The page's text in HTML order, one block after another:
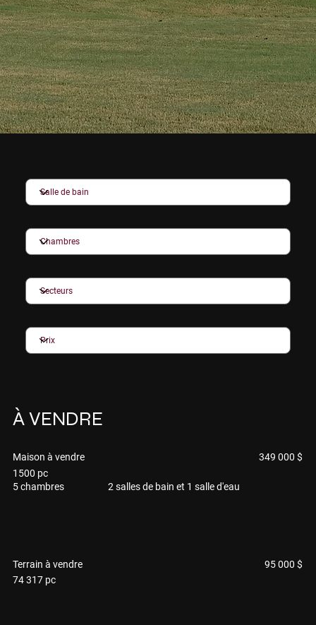
À VENDRE
349 000 $
Maison à vendre
1500 pc
5 chambres
2 salles de bain et 1 salle d'eau
95 000 $
Terrain à vendre
74 317 pc